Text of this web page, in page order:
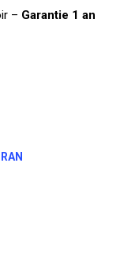
– Garantie 1 an